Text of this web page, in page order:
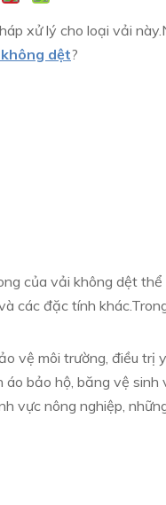
xử lý cho loại vải
dệt?
của vải không dệt
các đặc tính
vệ môi trường, điều trị
bảo hộ, băng vệ
vực nông nghiệp,